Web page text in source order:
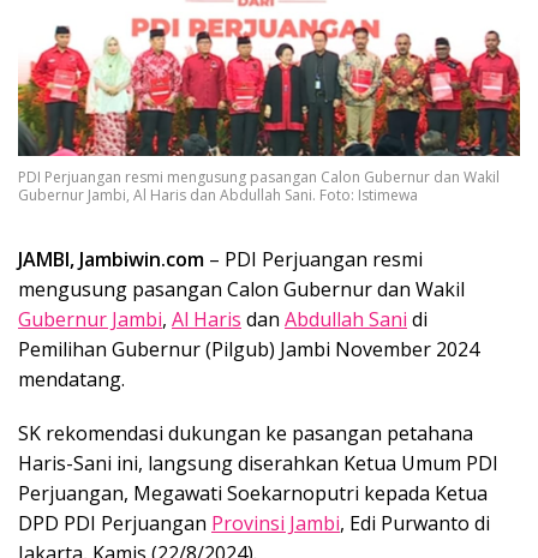
PDI Perjuangan resmi mengusung pasangan Calon Gubernur dan Wakil
Gubernur Jambi, Al Haris dan Abdullah Sani. Foto: Istimewa
JAMBI, Jambiwin.com – PDI Perjuangan resmi
mengusung pasangan Calon Gubernur dan Wakil
Gubernur Jambi, Al Haris dan Abdullah Sani di
Pemilihan Gubernur (Pilgub) Jambi November 2024
mendatang.
SK rekomendasi dukungan ke pasangan petahana
Haris-Sani ini, langsung diserahkan Ketua Umum PDI
Perjuangan, Megawati Soekarnoputri kepada Ketua
DPD PDI Perjuangan Provinsi Jambi, Edi Purwanto di
Jakarta, Kamis (22/8/2024).